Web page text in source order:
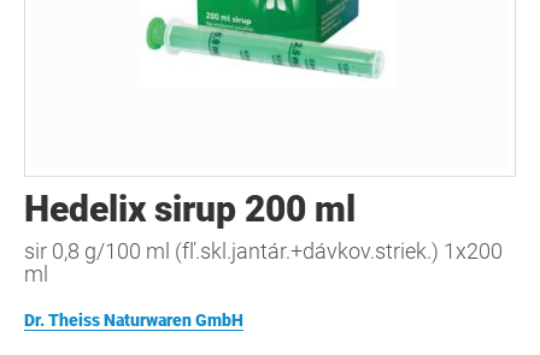
Hedelix sirup 200 ml
sir 0,8 g/100 ml (fľ.skl.jantár.+dávkov.striek.) 1x200
ml
Dr. Theiss Naturwaren GmbH